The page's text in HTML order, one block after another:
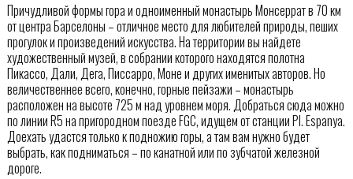
Причудливой формы гора и одноименный монастырь Монсеррат в 70 км
от центра Барселоны – отличное место для любителей природы, пеших
прогулок и произведений искусства. На территории вы найдете
художественный музей, в собрании которого находятся полотна
Пикассо, Дали, Дега, Писсарро, Моне и других именитых авторов. Но
величественнее всего, конечно, горные пейзажи – монастырь
расположен на высоте 725 м над уровнем моря. Добраться сюда можно
по линии R5 на пригородном поезде FGC, идущем от станции Pl. Espanya.
Доехать удастся только к подножию горы, а там вам нужно будет
выбрать, как подниматься – по канатной или по зубчатой железной
дороге.